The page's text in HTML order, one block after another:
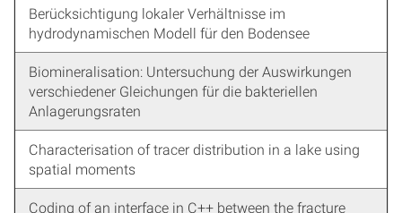
Berücksichtigung lokaler Verhältnisse im
hydrodynamischen Modell für den Bodensee
Biomineralisation: Untersuchung der Auswirkungen
verschiedener Gleichungen für die bakteriellen
Anlagerungsraten
Characterisation of tracer distribution in a lake using
spatial moments
Coding of an interface in C++ between the fracture